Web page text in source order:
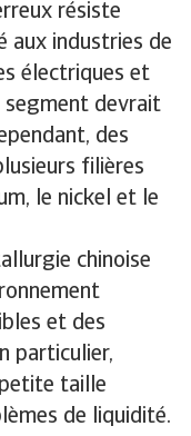
résiste
aux industries de
électriques et
segment devrait
des
filières
le nickel et le
chinoise
et des
particulier,
taille
de liquidité.